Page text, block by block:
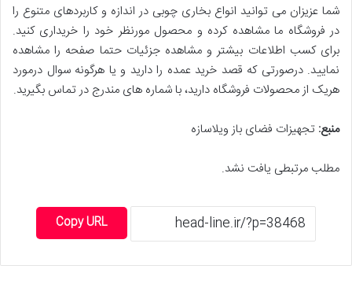
شما عزیزان می توانید انواع بخاری چوبی در اندازه و کاربردهای متنوع را
در فروشگاه ما مشاهده کرده و محصول مورنظر خود را خریداری کنید.
برای کسب اطلاعات بیشتر و مشاهده جزئیات حتما صفحه را مشاهده
نمایید. درصورتی که قصد خرید عمده را دارید و یا هرگونه سوال درمورد
هریک از محصولات فروشگاه دارید، با شماره های مندرج در تماس بگیرید.
منبع: تجهیزات فضای باز ویلاسازه
مطلب مرتبطی یافت نشد.
Copy URL